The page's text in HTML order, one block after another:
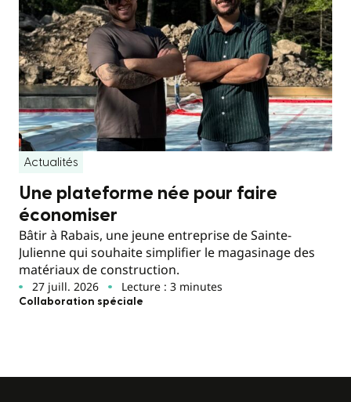
Actualités
Une plateforme née pour faire
économiser
Bâtir à Rabais, une jeune entreprise de Sainte-
Julienne qui souhaite simplifier le magasinage des
matériaux de construction.
27 juill. 2026 Lecture : 3 minutes
Collaboration spéciale